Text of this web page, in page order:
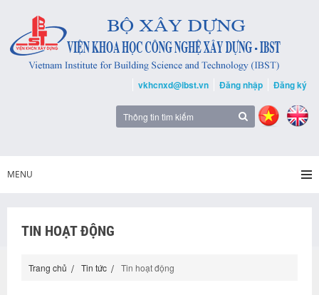
vkhcnxd@ibst.vn Đăng nhập Đăng ký
MENU
TIN HOẠT ĐỘNG
Trang chủ Tin tức Tin hoạt động